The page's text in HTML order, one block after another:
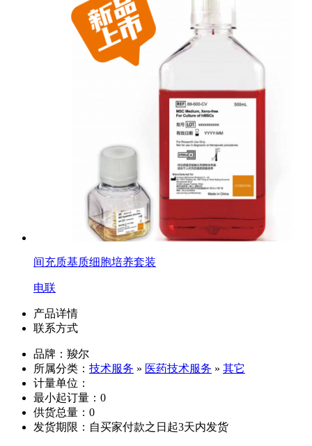
间充质基质细胞培养套装
电联
产品详情
联系方式
品牌：羧尔
所属分类： 技术服务 » 医药技术服务 » 其它
计量单位：
最小起订量：0
供货总量：0
发货期限：自买家付款之日起3天内发货